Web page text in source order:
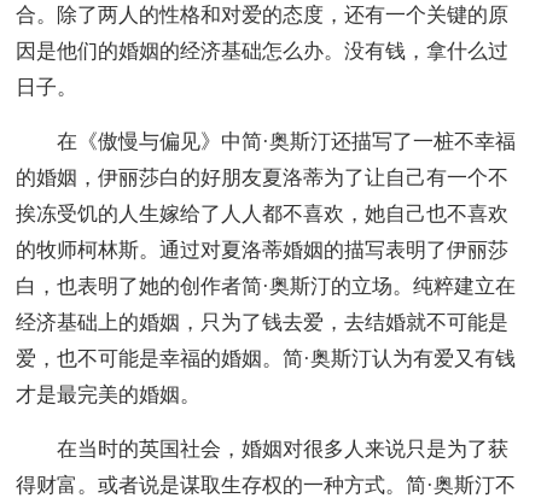
合。除了两人的性格和对爱的态度，还有一个关键的原
因是他们的婚姻的经济基础怎么办。没有钱，拿什么过
日子。
在《傲慢与偏见》中简·奥斯汀还描写了一桩不幸福
的婚姻，伊丽莎白的好朋友夏洛蒂为了让自己有一个不
挨冻受饥的人生嫁给了人人都不喜欢，她自己也不喜欢
的牧师柯林斯。通过对夏洛蒂婚姻的描写表明了伊丽莎
白，也表明了她的创作者简·奥斯汀的立场。纯粹建立在
经济基础上的婚姻，只为了钱去爱，去结婚就不可能是
爱，也不可能是幸福的婚姻。简·奥斯汀认为有爱又有钱
才是最完美的婚姻。
在当时的英国社会，婚姻对很多人来说只是为了获
得财富。或者说是谋取生存权的一种方式。简·奥斯汀不